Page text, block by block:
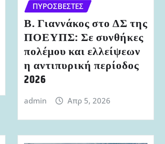
ΠΥΡΟΣΒΈΣΤΕΣ
Β. Γιαννάκος στο ΔΣ της
ΠΟΕΥΠΣ: Σε συνθήκες
πολέμου και ελλείψεων
η αντιπυρική περίοδος
2026
admin Απρ 5, 2026